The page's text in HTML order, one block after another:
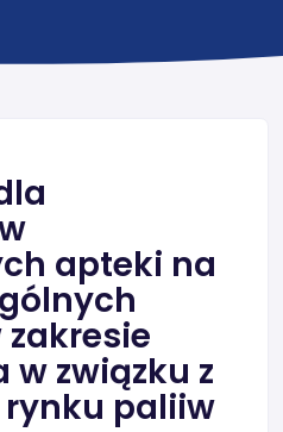
apteki na
w związku z
paliiw